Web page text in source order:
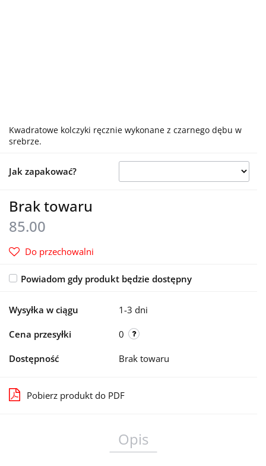
Kwadratowe kolczyki ręcznie wykonane z czarnego dębu w
srebrze.
Jak zapakować?
Brak towaru
85.00
Do przechowalni
Powiadom gdy produkt będzie dostępny
Wysyłka w ciągu 1-3 dni
Cena przesyłki 0
Dostępność Brak towaru
Pobierz produkt do PDF
Opis